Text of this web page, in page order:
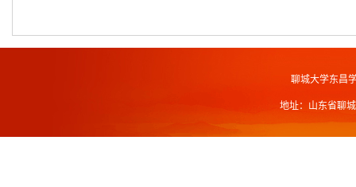
聊城大学东昌
地址：山东省聊